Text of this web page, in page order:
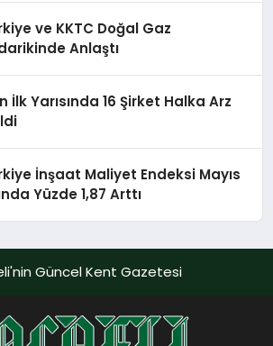
ve KKTC Doğal Gaz
Anlaştı
İlk Yarısında 16 Şirket Halka Arz
İnşaat Maliyet Endeksi Mayıs
Yüzde 1,87 Arttı
Güncel Kent Gazetesi